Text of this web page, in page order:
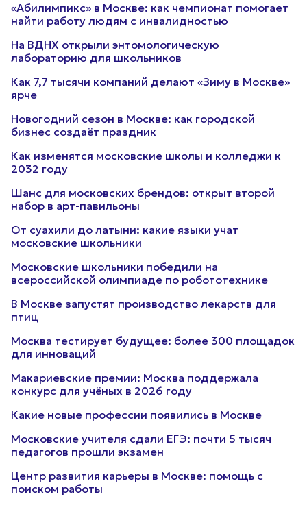
«Абилимпикс» в Москве: как чемпионат помогает
найти работу людям с инвалидностью
На ВДНХ открыли энтомологическую
лабораторию для школьников
Как 7,7 тысячи компаний делают «Зиму в Москве»
ярче
Новогодний сезон в Москве: как городской
бизнес создаёт праздник
Как изменятся московские школы и колледжи к
2032 году
Шанс для московских брендов: открыт второй
набор в арт-павильоны
От суахили до латыни: какие языки учат
московские школьники
Московские школьники победили на
всероссийской олимпиаде по робототехнике
В Москве запустят производство лекарств для
птиц
Москва тестирует будущее: более 300 площадок
для инноваций
Макариевские премии: Москва поддержала
конкурс для учёных в 2026 году
Какие новые профессии появились в Москве
Московские учителя сдали ЕГЭ: почти 5 тысяч
педагогов прошли экзамен
Центр развития карьеры в Москве: помощь с
поиском работы